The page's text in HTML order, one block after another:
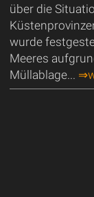
über die
wurde
Meeres
Müllablage...